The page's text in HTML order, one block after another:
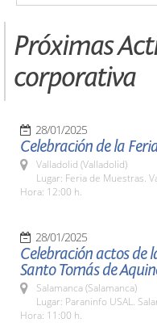
Próximas
corporativa
28/01/2025
Celebración de la
Valladolid (Valladolid)
Lugar: Feria de Muestras.
Hora: 12:00 h.
28/01/2025
Celebración actos de
Santo Tomás de
Salamanca (Salamanca)
Lugar: Paraninfo USAL.
Hora: 11:00 h.